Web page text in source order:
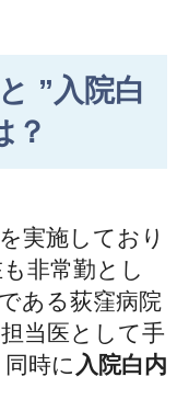
”入院白
？
実施しており
非常勤とし
ある荻窪病院
当医として手
時に 入院白内